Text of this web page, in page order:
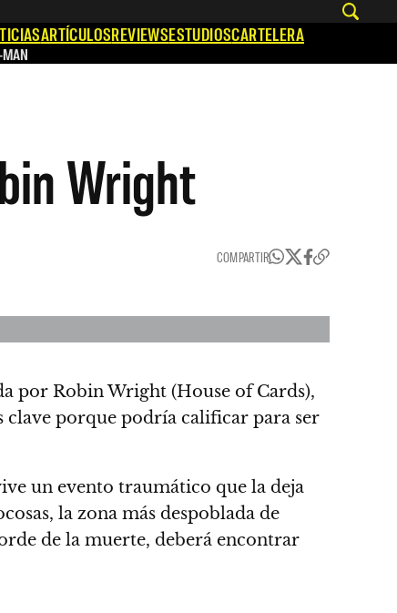
ARTÍCULOSREVIEWSESTUDIOSCARTELERA
Wright
COMPARTIR
por Robin Wright (House of Cards),
clave porque podría calificar para ser
un evento traumático que la deja
la zona más despoblada de
de la muerte, deberá encontrar